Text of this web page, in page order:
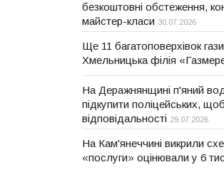
безкоштовні обстеження,
майстер-класи 30.07.2026
Ще 11 багатоповерхівок
Хмельницька філія
На Деражнянщині п'яний
підкупити поліцейських,
відповідальності 29.07.2026
На Кам'янеччині викрили
«послуги» оцінювали у 6